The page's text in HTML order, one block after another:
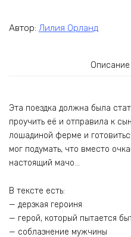
Автор: Лилия Орланд
Описание
Эта поездка должна была
проучить её и отправила к
лошадиной ферме и
мог подумать, что вместо
настоящий мачо…
В тексте есть:
— дерзкая героиня
— герой, который пытается
— соблазнение мужчины